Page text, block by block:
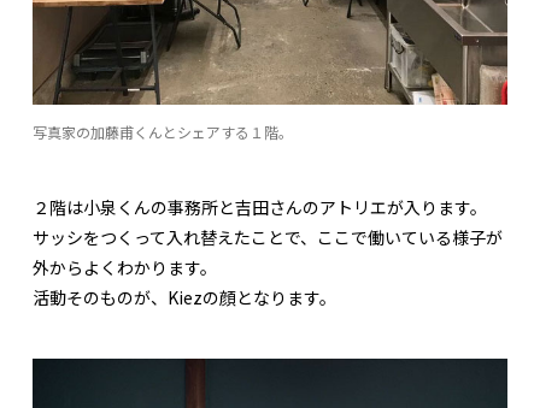
写真家の加藤甫くんとシェアする１階。
２階は小泉くんの事務所と吉田さんのアトリエが入ります。
サッシをつくって入れ替えたことで、ここで働いている様子が
外からよくわかります。
活動そのものが、Kiezの顔となります。